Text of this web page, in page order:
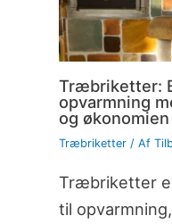
Træbriketter:
opvarmning
og økonomien
Træbriketter/ Af
Træbriketter
til